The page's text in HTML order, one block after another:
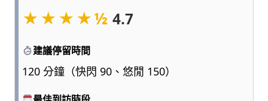
鑑，
★★★★½ 4.7
建議停留時間
120 分鐘（快閃 90、悠閒 150）